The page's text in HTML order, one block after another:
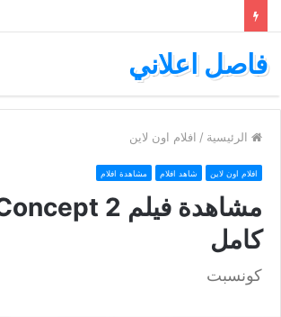
فاصل اعلاني
الرئيسية / افلام اون لاين
افلام اون لاين شاهد افلام مشاهدة افلام
كامل
كونسبت